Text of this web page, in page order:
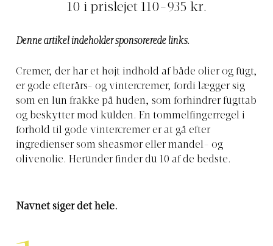
10 i prislejet 110-935 kr.
Denne artikel indeholder sponsorerede links.
Cremer, der har et højt indhold af både olier og fugt,
er gode efterårs- og vintercremer, fordi lægger sig
som en lun frakke på huden, som forhindrer fugttab
og beskytter mod kulden. En tommelfingerregel i
forhold til gode vintercremer er at gå efter
ingredienser som sheasmør eller mandel- og
olivenolie. Herunder finder du 10 af de bedste.
Navnet siger det hele.